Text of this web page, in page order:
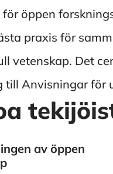
öppen
praxis för
vetenskap. Det
till Anvisningar för
av öppen